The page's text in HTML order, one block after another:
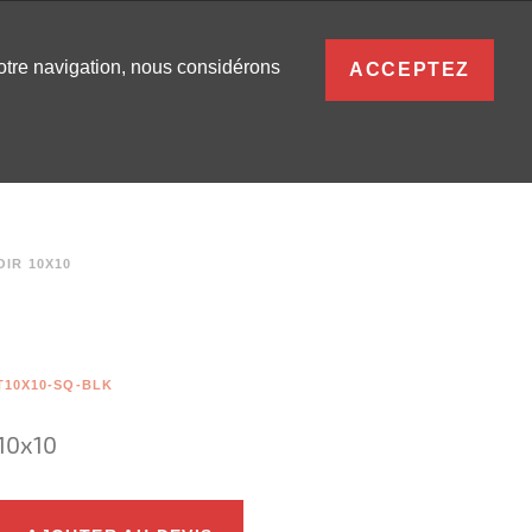
10X10
SQ-BLK
navigation, nous considérons
ACCEPTEZ